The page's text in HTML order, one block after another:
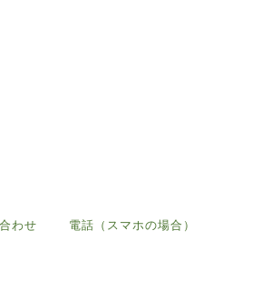
わせ 電話（スマホの場合）